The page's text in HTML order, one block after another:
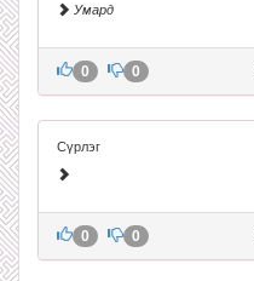
Умард
0 0
Сүрлэг
0 0